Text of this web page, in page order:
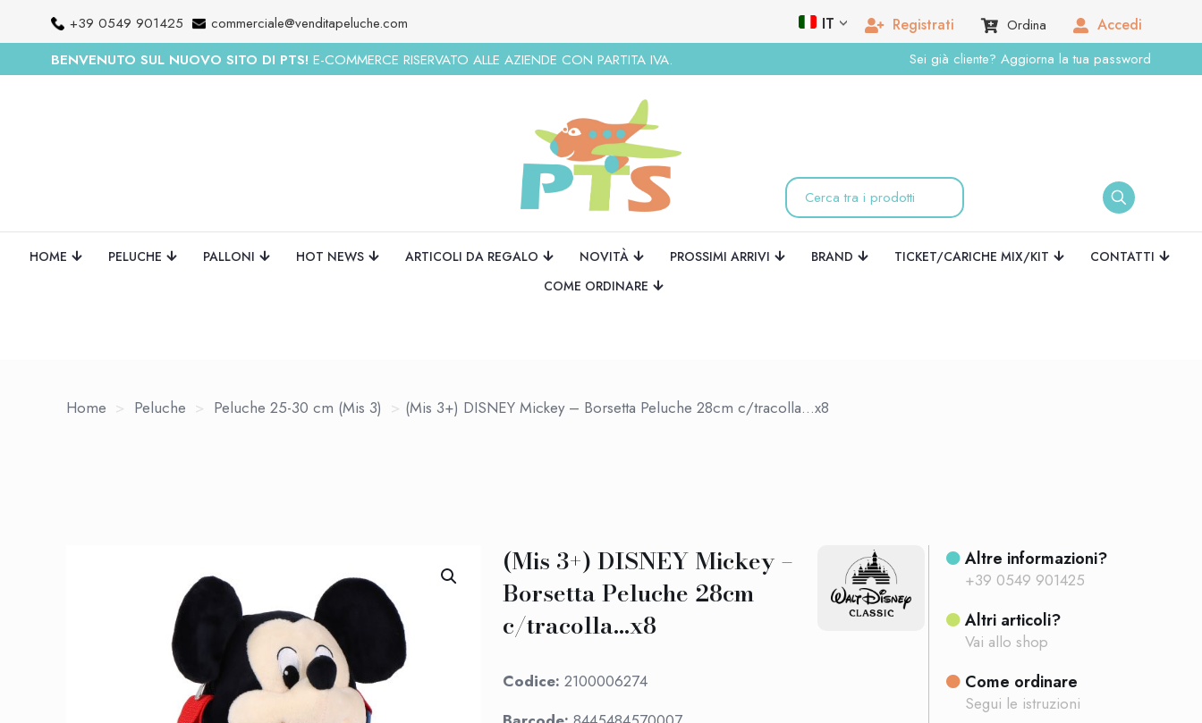
+39 0549 901425 commerciale@venditapeluche.com IT Registrati Ordina Accedi
BENVENUTO SUL NUOVO SITO DI PTS! E-COMMERCE RISERVATO ALLE AZIENDE CON PARTITA IVA. Sei già cliente? Aggiorna la tua password
HOME PELUCHE PALLONI HOT NEWS ARTICOLI DA REGALO NOVITÀ PROSSIMI ARRIVI BRAND TICKET/CARICHE MIX/KIT
CONTATTI
COME ORDINARE
Home > Peluche > Peluche 25-30 cm (Mis 3) > (Mis 3+) DISNEY Mickey – Borsetta Peluche 28cm c/tracolla…x8
(Mis 3+) DISNEY Mickey –
Borsetta Peluche 28cm
c/tracolla…x8
Codice: 2100006274
Altre informazioni?
+39 0549 901425
Altri articoli?
Vai allo shop
Come ordinare
Segui le istruzioni